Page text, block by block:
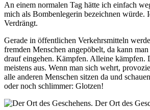
An einem normalen Tag hätte ich einfach
mich als Bombenlegerin bezeichnen würde.
Verdrängt.
Gerade in öffentlichen Verkehrsmitteln
fremden Menschen angepöbelt, da kann
drauf eingehen. Kämpfen. Alleine kämpfen.
meistens aus. Wenn man sich wehrt,
alle anderen Menschen sitzen da und
oder noch schlimmer: Glotzen!
Der Ort des